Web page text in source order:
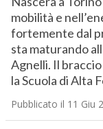
mobilità e
fortemente dal
sta maturando
Agnelli. Il
la Scuola di Alta
Pubblicato il 11 Giu